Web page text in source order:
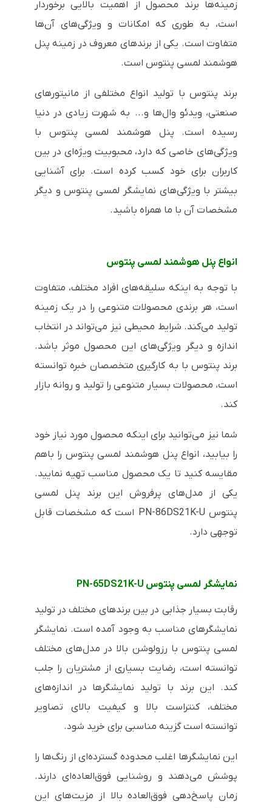
زمینه‌ها برند محصول از اهمیت بالایی برخوردار
است، به طوری که امکانات و ویژگی‌های آن‌ها
متفاوت است. یکی از برندهای معروف در زمینه پنل
هوشمند لمسی پنتوس است.
برند پنتوس با تولید انواع مختلفی از مانیتورهای
صنعتی، ویدئو وال‌ها و... به شهرت زیادی در دنیا
رسیده است. پنل هوشمند لمسی پنتوس با
ویژگی‌های خاصی که دارد، محبوبیت ویژه‌ای در بین
کاربران برای خود کسب کرده است. برای آشنایی
بیشتر با ویژگی‌های نمایشگر لمسی پنتوس و دیگر
مشخصات آن با ما همراه باشید.
انواع پنل هوشمند لمسی پنتوس
با توجه به اینکه سلیقه‌های افراد مختلف، متفاوت
است، هر برندی محصولات متنوعی را در یک زمینه
تولید می‌کند. شرایط محیطی نیز می‌تواند در انتخاب
اندازه و دیگر ویژگی‌های این محصول موثر باشد.
برند پنتوس با به کارگیری متخصصان خبره توانسته
است، محصولات بسیار متنوعی را تولید و روانه بازار
کند.
شما نیز می‌توانید برای اینکه محصول مورد نیاز خود
را بیابید، انواع پنل هوشمند لمسی پنتوس را باهم
مقایسه کنید تا یک محصول مناسب تهیه نمایید.
یکی از مدل‌های پرفروش این برند پنل لمسی
پنتوس PN-86DS21K-U است که مشخصات قابل
توجهی دارد.
نمایشگر لمسی پنتوس PN-65DS21K-U
رقابت بسیار جذابی در بین برندهای مختلف در تولید
نمایشگرهای مناسب به وجود آمده است. نمایشگر
لمسی پنتوس با رزولوشن بالا در مدل‌های مختلف
توانسته است، رضایت بسیاری از مشتریان را جلب
کند. این برند با تولید نمایشگرها در اندازه‌های
مختلف، کنتراست بالا و کیفیت بالای تصاویر
توانسته است گزینه مناسبی برای خرید شود.
این نمایشگرها اغلب محدوده گسترده‌ای از رنگ‌ها را
پوشش می‌دهند و روشنایی فوق‌العاده‌ای دارند.
زمان پاسخ‌دهی فوق‌العاده بالا از مزیت‌های این